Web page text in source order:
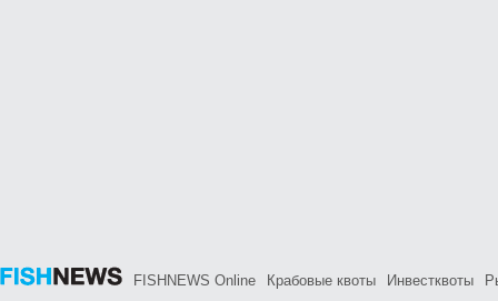
FISHNEWS Online Крабовые квоты Инвестквоты